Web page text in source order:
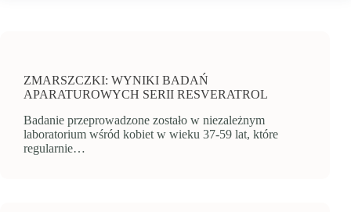
ZMARSZCZKI: WYNIKI BADAŃ
APARATUROWYCH SERII RESVERATROL
Badanie przeprowadzone zostało w niezależnym
laboratorium wśród kobiet w wieku 37-59 lat, które
regularnie…